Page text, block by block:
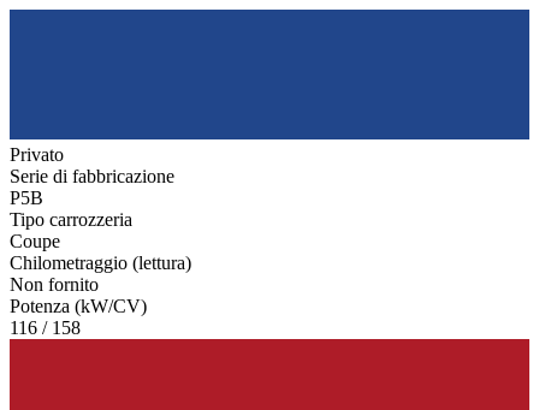
Privato
Serie di fabbricazione
P5B
Tipo carrozzeria
Coupe
Chilometraggio (lettura)
Non fornito
Potenza (kW/CV)
116 / 158